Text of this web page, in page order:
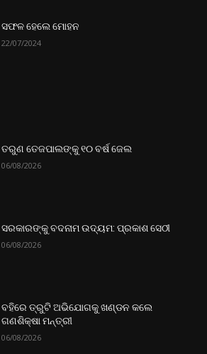
ସଫଳ ହେଲେ ମୋହନ
22/07/2024
ତରୁଣ ତେଜପାଲଙ୍କୁ ୧୦ ବର୍ଷ ଜେଲ
06/08/2026
ସରକାରଙ୍କୁ ବଦନାମ ଉଦ୍ୟମ: ପ୍ରକାଶ ସେଠୀ
06/08/2026
ବହିରେ ତ୍ରୁଟି ଅଭିଯୋଗକୁ ଖଣ୍ଡନ କଲେ
ଗଣଶିକ୍ଷା ମନ୍ତ୍ରୀ
06/08/2026